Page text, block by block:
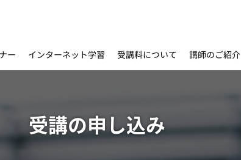
ー インターネット学習 受講料について 講師のご紹介
受講の申し込み